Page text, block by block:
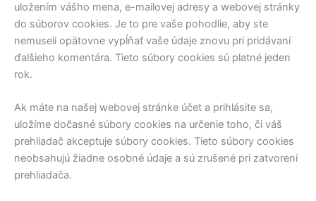
uložením vášho mena, e-mailovej adresy a webovej stránky
do súborov cookies. Je to pre vaše pohodlie, aby ste
nemuseli opätovne vypĺňať vaše údaje znovu pri pridávaní
ďalšieho komentára. Tieto súbory cookies sú platné jeden
rok.
Ak máte na našej webovej stránke účet a prihlásite sa,
uložíme dočasné súbory cookies na určenie toho, či váš
prehliadač akceptuje súbory cookies. Tieto súbory cookies
neobsahujú žiadne osobné údaje a sú zrušené pri zatvorení
prehliadača.